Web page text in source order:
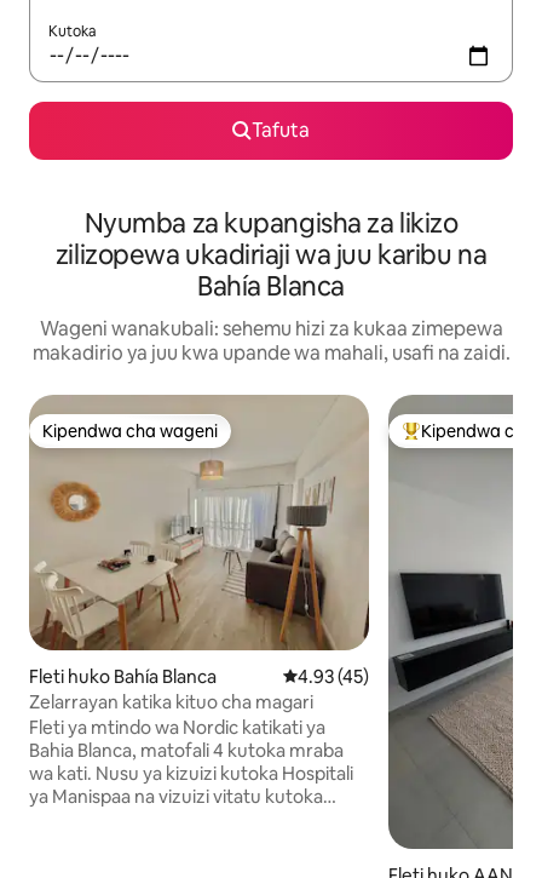
Kutoka
Tafuta
Nyumba za kupangisha za likizo
zilizopewa ukadiriaji wa juu karibu na
Bahía Blanca
Wageni wanakubali: sehemu hizi za kukaa zimepewa
makadirio ya juu kwa upande wa mahali, usafi na zaidi.
Kipendwa cha wageni
Kipendwa cha wageni
Fleti huko Bahía Blanca Ukadiriaji wa wastani wa 4.93
4.93 (45)
Zelarrayan katika kituo cha magari
Fleti ya mtindo wa Nordic katikati ya
Bahia Blanca, matofali 4 kutoka mraba
wa kati. Nusu ya kizuizi kutoka Hospitali
ya Manispaa na vizuizi vitatu kutoka
Kipendwa
Kipendwa cha